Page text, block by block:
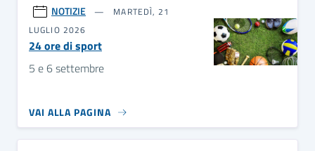
NOTIZIE
MARTEDÌ, 21
LUGLIO 2026
24 ore di sport
5 e 6 settembre
VAI ALLA PAGINA